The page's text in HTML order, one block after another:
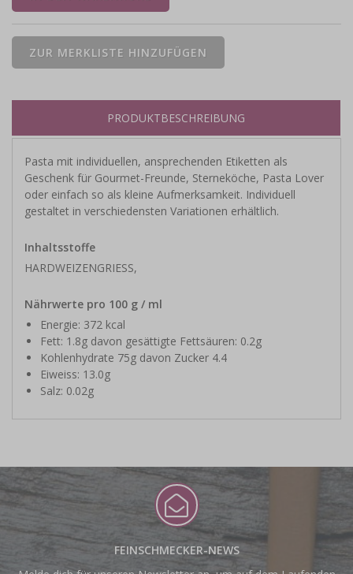
PRODUKTBESCHREIBUNG
Pasta mit individuellen, ansprechenden Etiketten als
Geschenk für Gourmet-Freunde, Sterneköche, Pasta Lover
oder einfach so als kleine Aufmerksamkeit. Individuell
gestaltet in verschiedensten Variationen erhältlich.
Inhaltsstoffe
HARDWEIZENGRIESS,
Nährwerte pro 100 g / ml
Energie: 372 kcal
Fett: 1.8g davon gesättigte Fettsäuren: 0.2g
Kohlenhydrate 75g davon Zucker 4.4
Eiweiss: 13.0g
Salz: 0.02g
FEINSCHMECKER-NEWS